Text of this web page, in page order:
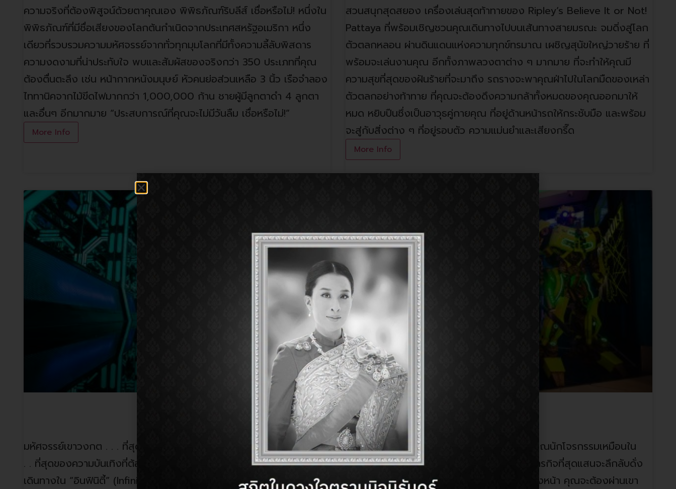
ความจริงที่ต้องพิสูจน์ด้วยตาคุณเอง พิพิธภัณฑ์ริบลีส์ เชื่อหรือไม่! หนึ่งใน
พิพิธภัณฑ์ที่มีชื่อเสียงของโลกต้นกำเนิดจากประเทศสหรัฐอเมริกา หนึ่ง
เดียวที่รวบรวมความมหัศจรรย์จากทั่วทุกมุมโลกที่มีทั้งความลี้ลับพิสดาร
ความงดงามที่น่าประทับใจ พบและสัมผัสของจริงกว่า 350 ประเภทที่คุณ
ต้องตื่นตะลึง เช่น หน้ากากหนังมนุษย์ หัวคนย่อส่วนเหลือ 3 นิ้ว เรือจำลอง
ไททานิคจากไม้ขีดไฟมากกว่า 1,000,000 ก้าน ชายผู้มีลูกตาดำ 4 ลูกตา
และอื่นๆ อีกมากมาย “ประสบการณ์ที่คุณจะไม่มีวันลืม เชื่อหรือไม่!”
More Info
สวนสนุกสุดสยอง เครื่องเล่นสุดท้าทายของ Ripley’s Believe It or Not!
Pattaya ที่พร้อมเชิญชวนคุณเดินทางไปบนเส้นทางสายมรณะ จมดิ่งสู่โลก
ตัวตลกหลอน ผ่านดินแดนแห่งความทุกข์ทรมาณ เผชิญสุนัขใหญ่วายร้าย ที่
พร้อมจะเล่นงานคุณ อีกทั้งภาพลวงตาต่าง ๆ มากมาย ที่จะทำให้คุณมี
ความสุขที่สุดของฝันร้ายที่จะมาถึง รถรางจะพาคุณฝ่าไปในโลกมืดของเหล่า
ตัวตลกอย่างท้าทาย ที่คุณจะต้องดึงความกล้าทั้งหมดของคุณออกมาให้
หมด หยิบปืนซึ่งเป็นอาวุธคู่กายคุณ ที่อยู่ด้านหน้ารถให้กระชับมือ และพร้อม
จะสู่กับสิ่งต่าง ๆ ที่อยู่รอบตัว ความแม่นยำและเสียงกรี๊ด
More Info
มหัศจรรย์เขาวงกต . . . ที่สุดของความตระการตา เปิดโลกแห่งจินตนาการ .
. . ที่สุดของความบันเทิงที่ต้องพิสูจน์ด้วยสายตา ตลอด 20 นาที ของการ
เดินทางใน “อินฟินิตี้” (Infinity) พบความอัศจรรย์ของแสง-สี-เสียง และ
ภารกิจพิชิตเขาวงกตเลเซอร์
ภารกิจพิชิตเขาวงกตเลเซอร์ ให้คุณสวมวิญญาณนักโจรกรรมเหมือนใน
ภาพยนตร์ เพียงย่างก้าวแรกเข้าสู่ห้องปฏิบัติภารกิจที่สุดแสนจะลึกลับดั่ง
เขาวงกต ลำแสงเลเซอร์สีเขียวจะปรากฏขึ้นเบื้องหน้า คุณจะต้องผ่านเขา